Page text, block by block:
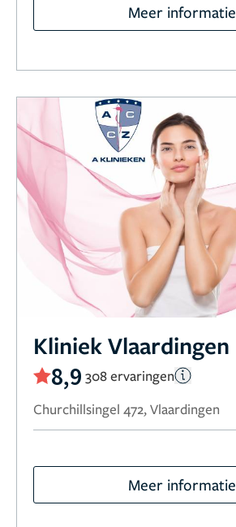
Meer informatie
Kliniek Vlaardingen
8,9 308 ervaringen
Churchillsingel 472, Vlaardingen
Meer informatie